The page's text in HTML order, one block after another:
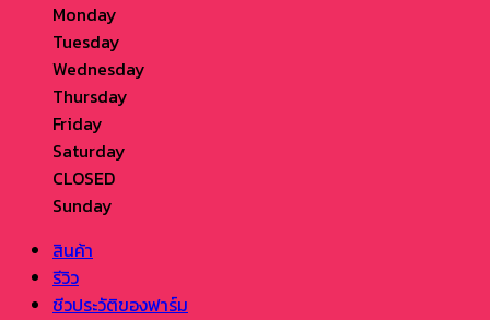
Monday
Tuesday
Wednesday
Thursday
Friday
Saturday
CLOSED
Sunday
สินค้า
รีวิว
ชีวประวัติของฟาร์ม